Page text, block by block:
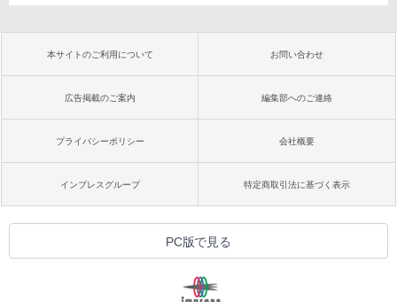
本サイトのご利用について お問い合わせ
広告掲載のご案内 編集部へのご連絡
プライバシーポリシー 会社概要
インプレスグループ 特定商取引法に基づく表示
PC版で見る